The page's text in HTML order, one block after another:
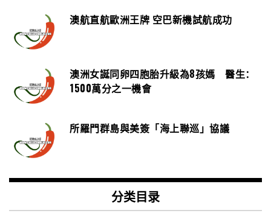
澳航直航歐洲王牌 空巴新機試航成功
澳洲女誕同卵四胞胎升級為8孩媽 醫生：
1500萬分之一機會
所羅門群島與美簽「海上聯巡」協議
分类目录